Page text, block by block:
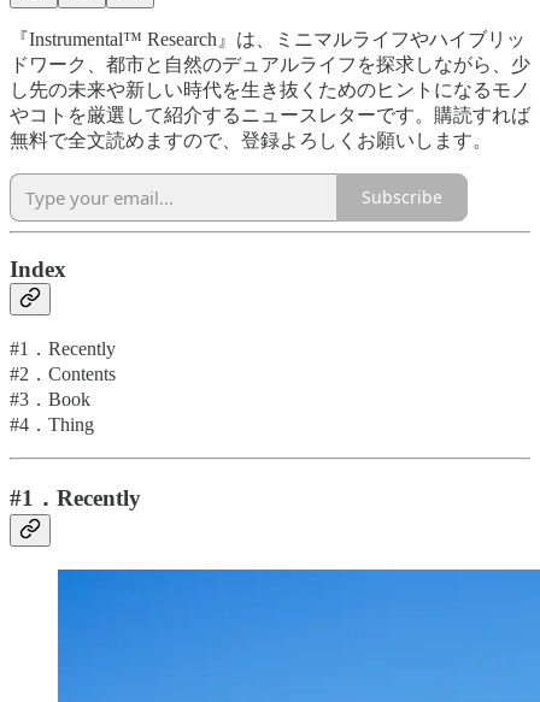
『Instrumental™ Research』は、ミニマルライフやハイブリッ
ドワーク、都市と自然のデュアルライフを探求しながら、少
し先の未来や新しい時代を生き抜くためのヒントになるモノ
やコトを厳選して紹介するニュースレターです。購読すれば
無料で全文読めますので、登録よろしくお願いします。
Subscribe
Index
#1．Recently
#2．Contents
#3．Book
#4．Thing
#1．Recently